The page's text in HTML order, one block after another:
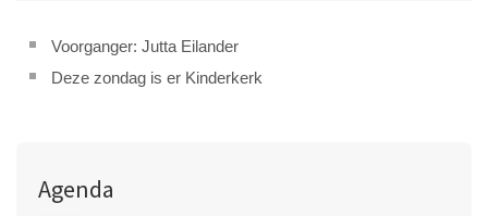
Voorganger: Jutta Eilander
Deze zondag is er Kinderkerk
Agenda